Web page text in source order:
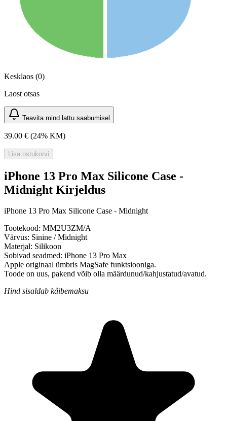
Kesklaos (0)
Laost otsas
Teavita mind lattu saabumisel
39.00 € (24% KM)
Lisa ostukorvi
iPhone 13 Pro Max Silicone Case -
Midnight Kirjeldus
iPhone 13 Pro Max Silicone Case - Midnight
Tootekood: MM2U3ZM/A
Värvus: Sinine / Midnight
Materjal: Silikoon
Sobivad seadmed: iPhone 13 Pro Max
Apple originaal ümbris MagSafe funktsiooniga.
Toode on uus, pakend võib olla määrdunud/kahjustatud/avatud.
Hind sisaldab käibemaksu